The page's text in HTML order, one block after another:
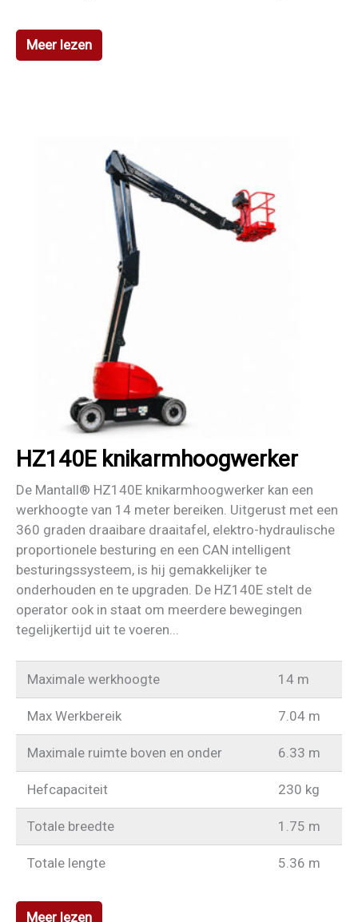
Meer lezen
HZ140E knikarmhoogwerker
De Mantall® HZ140E knikarmhoogwerker kan een
werkhoogte van 14 meter bereiken. Uitgerust met een
360 graden draaibare draaitafel, elektro-hydraulische
proportionele besturing en een CAN intelligent
besturingssysteem, is hij gemakkelijker te
onderhouden en te upgraden. De HZ140E stelt de
operator ook in staat om meerdere bewegingen
tegelijkertijd uit te voeren...
Maximale werkhoogte 14 m
Max Werkbereik 7.04 m
Maximale ruimte boven en onder 6.33 m
Hefcapaciteit 230 kg
Totale breedte 1.75 m
Totale lengte 5.36 m
Meer lezen